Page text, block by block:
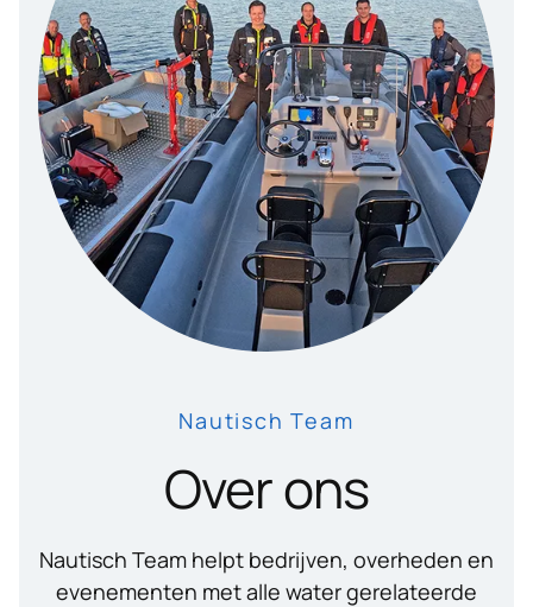
Nautisch Team
Over ons
Nautisch Team helpt bedrijven, overheden en
evenementen met alle water gerelateerde